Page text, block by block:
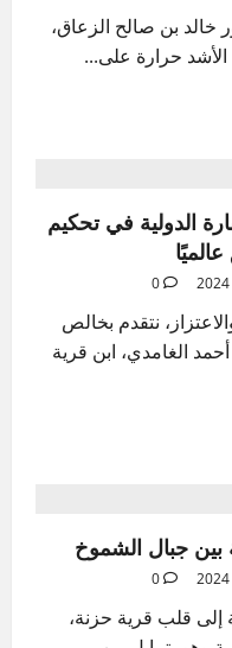
خالد بن صالح الزعاق،
حرارة على...
الدولية في تحكيم
0
نتقدم بخالص
أحمد الغامدي، ابن قرية
بين جبال الشموخ
0
إلى قلب قرية حزنة،